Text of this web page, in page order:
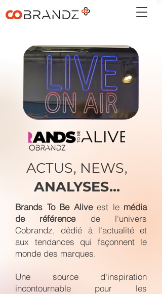
ACTUS, NEWS,
ANALYSES...
Brands To Be Aliveest le média
de référencede l'univers
Cobrandz, dédié à l'actualité et
aux tendances qui façonnent le
monde des marques.
Une source d'inspiration
incontournable pour les